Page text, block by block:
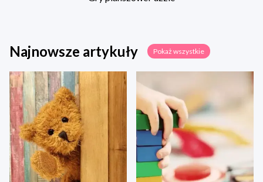
Najnowsze artykuły Pokaż wszystkie